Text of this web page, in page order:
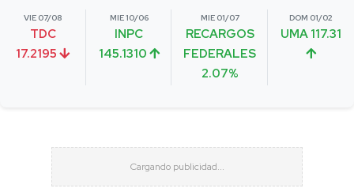
VIE 07/08
TDC
17.2195
MIE 10/06
INPC
145.1310
MIE 01/07
RECARGOS
FEDERALES
2.07%
DOM 01/02
UMA 117.31